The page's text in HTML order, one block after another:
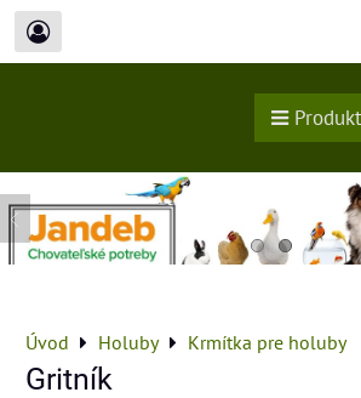
Úvod Holuby Krmítka pre holuby
Gritník